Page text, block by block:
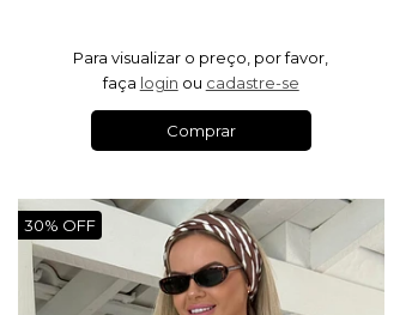
Para visualizar o preço, por favor,
faça login ou cadastre-se
Comprar
30% OFF